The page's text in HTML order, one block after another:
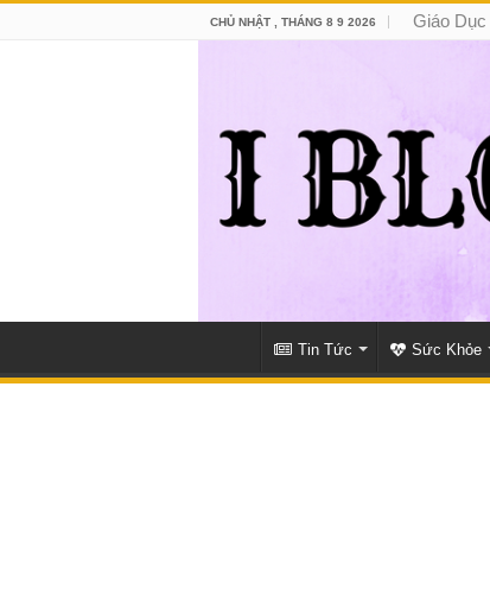
CHỦ NHẬT , THÁNG 8 9 2026 Giáo Dục
Tin Tức Sức Khỏe